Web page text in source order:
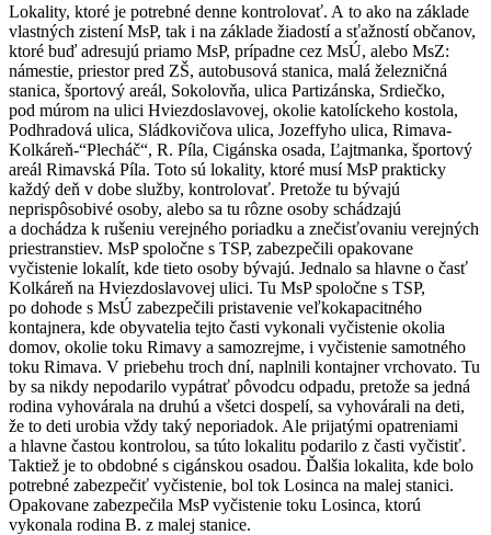
Lokality, ktoré je potrebné denne kontrolovať. A to ako na základe
vlastných zistení MsP, tak i na základe žiadostí a sťažností občanov,
ktoré buď adresujú priamo MsP, prípadne cez MsÚ, alebo MsZ:
námestie, priestor pred ZŠ, autobusová stanica, malá železničná
stanica, športový areál, Sokolovňa, ulica Partizánska, Srdiečko,
pod múrom na ulici Hviezdoslavovej, okolie katolíckeho kostola,
Podhradová ulica, Sládkovičova ulica, Jozeffyho ulica, Rimava-
Kolkáreň-“Plecháč“, R. Píla, Cigánska osada, Ľajtmanka, športový
areál Rimavská Píla. Toto sú lokality, ktoré musí MsP prakticky
každý deň v dobe služby, kontrolovať. Pretože tu bývajú
neprispôsobivé osoby, alebo sa tu rôzne osoby schádzajú
a dochádza k rušeniu verejného poriadku a znečisťovaniu verejných
priestranstiev. MsP spoločne s TSP, zabezpečili opakovane
vyčistenie lokalít, kde tieto osoby bývajú. Jednalo sa hlavne o časť
Kolkáreň na Hviezdoslavovej ulici. Tu MsP spoločne s TSP,
po dohode s MsÚ zabezpečili pristavenie veľkokapacitného
kontajnera, kde obyvatelia tejto časti vykonali vyčistenie okolia
domov, okolie toku Rimavy a samozrejme, i vyčistenie samotného
toku Rimava. V priebehu troch dní, naplnili kontajner vrchovato. Tu
by sa nikdy nepodarilo vypátrať pôvodcu odpadu, pretože sa jedná
rodina vyhovárala na druhú a všetci dospelí, sa vyhovárali na deti,
že to deti urobia vždy taký neporiadok. Ale prijatými opatreniami
a hlavne častou kontrolou, sa túto lokalitu podarilo z časti vyčistiť.
Taktiež je to obdobné s cigánskou osadou. Ďalšia lokalita, kde bolo
potrebné zabezpečiť vyčistenie, bol tok Losinca na malej stanici.
Opakovane zabezpečila MsP vyčistenie toku Losinca, ktorú
vykonala rodina B. z malej stanice.